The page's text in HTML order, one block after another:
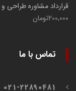
قرارداد مشاوره طراحی
200,000تومان
تماس با ما
021-22890481